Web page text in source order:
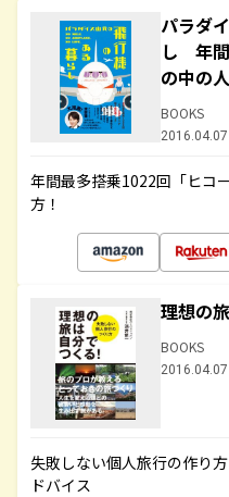
パラダ
し 年間
の中の
BOOKS
年間最多搭乗1022回「ヒコ
方！
理想の
BOOKS
失敗しない個人旅行の作り
ドバイス